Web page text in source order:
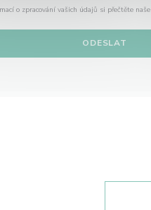
o zpracování vašich údajů si přečtěte naše